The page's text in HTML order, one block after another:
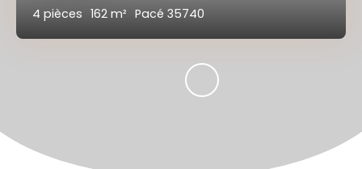
4 pièces 162 m² Pacé 35740